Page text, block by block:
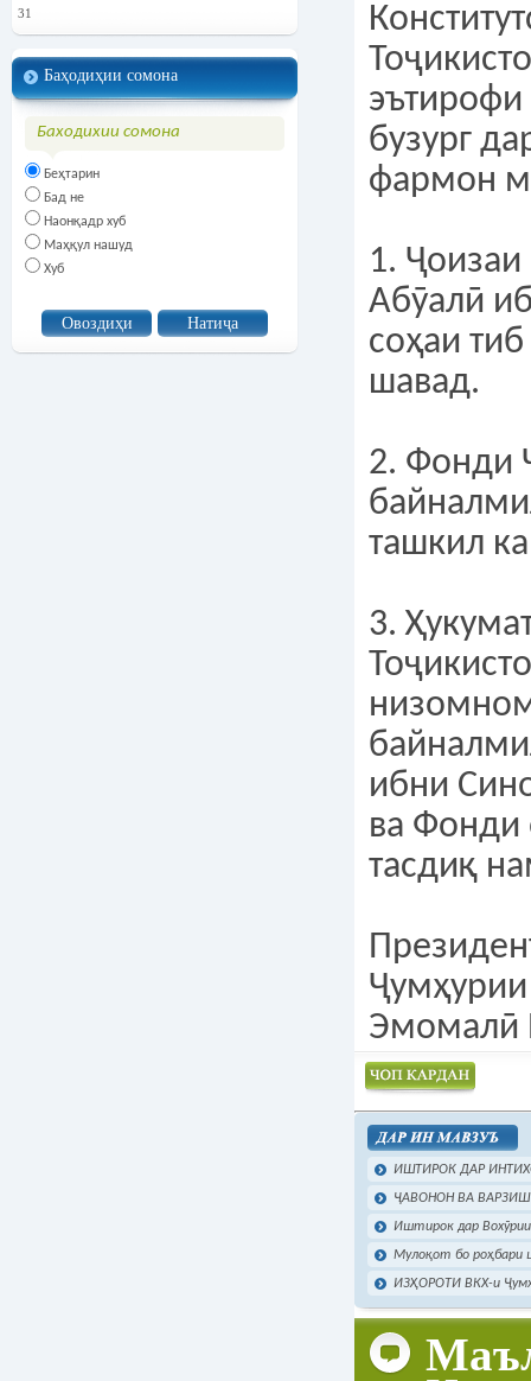
31
Баҳодиҳии сомона
Баходихии сомона
Беҳтарин
Бад не
Наонқадр хуб
Маҳқул нашуд
Хуб
эътирофи
бузург
фармон
1.
Абӯалӣ
соҳаи
шавад.
2. Фонди
ташкил
3.
ибни
ва Фонди
тасдиқ
Эмомалӣ
Чоп намудан
ИШТИРОК ДАР
ҶАВОНОН ВА ВАРЗИШ
Иштирок дар
Мулоқот бо роҳбари
ИЗҲОРОТИ ВКХ-и